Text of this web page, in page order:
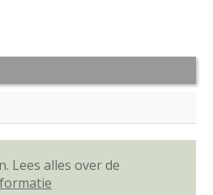
Lees alles over de